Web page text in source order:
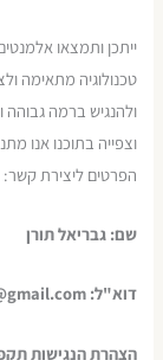
ייתכן ותמצאו
טכנולוגיה מתאימה
ולהנגיש ברמה
וצפייה בתוכנו אנו
הפרטים ליצירת קשר:
שם: גבריאל תורן
דוא"ל: gavrieltoren@gmail.com
הצהרת הנגישות